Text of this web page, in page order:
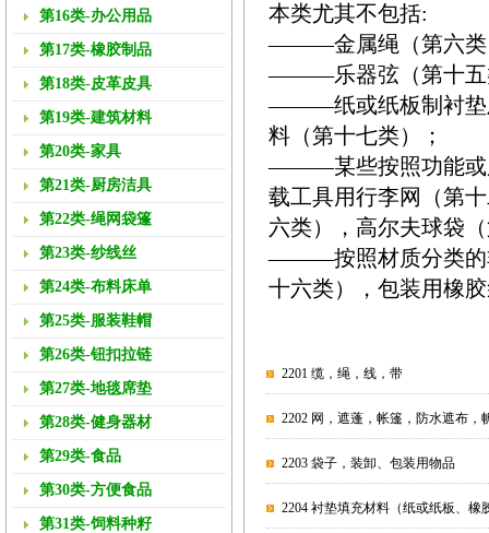
第16类-办公用品
第17类-橡胶制品
第18类-皮革皮具
第19类-建筑材料
第20类-家具
第21类-厨房洁具
第22类-绳网袋篷
第23类-纱线丝
第24类-布料床单
第25类-服装鞋帽
第26类-钮扣拉链
第27类-地毯席垫
第28类-健身器材
第29类-食品
第30类-方便食品
第31类-饲料种籽
本类尤其不包括:
———金属绳（第六类
———乐器弦（第十五
———纸或纸板制衬垫
料（第十七类）；
———某些按照功能或
载工具用行李网（第
六类），高尔夫球袋
———按照材质分类的
十六类），包装用橡
2201 缆，绳，线，带
2202 网，遮蓬，帐篷，防水遮布，
2203 袋子，装卸、包装用物品
2204 衬垫填充材料（纸或纸板、橡